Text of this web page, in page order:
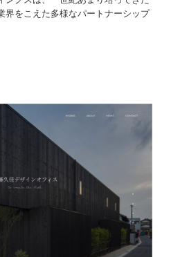
界をこえた多様なパートナーシップ